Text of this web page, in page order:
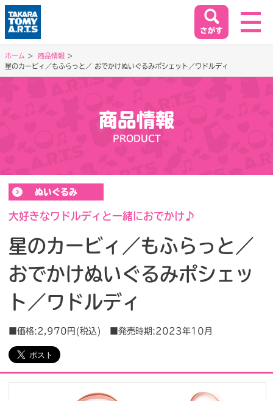
ホーム
イベント&キャンペーン
EVENT&CAMPAIGN
お客様相談室
会社情報
プレスリリース
閉じる
ホーム
商品情報
星のカービィ／もふらっと／ おでかけぬいぐるみポシェット／ワドルディ
商品情報
PRODUCT
ぬいぐるみ
大好きなワドルディと一緒におでかけ♪
星のカービィ／もふらっと／
おでかけぬいぐるみポシェッ
ト／ワドルディ
■価格:2,970円(税込) ■発売時期:2023年10月